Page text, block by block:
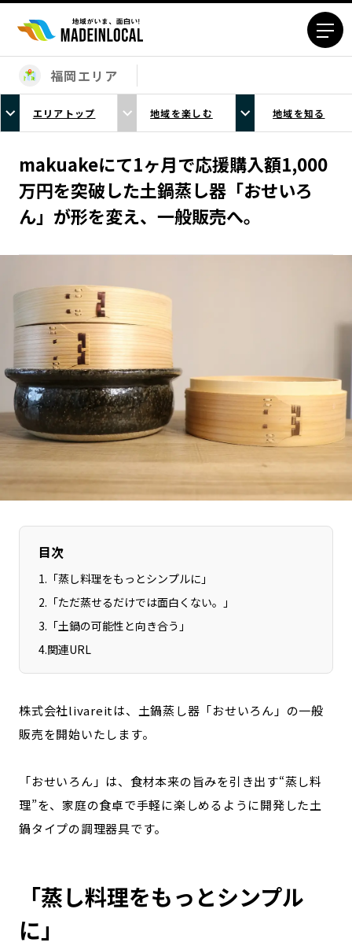
エリアから探す
北海道エリア
青森エリア
宮城エリア
山形エリア
福島エリア
茨城エリア
栃木エリア
群馬エリア
埼玉エリア
千葉エリア
神奈川エリア
富山エリア
福井エリア
長野エリア
岐阜エリア
静岡エリア
愛知エリア
三重エリア
滋賀エリア
京都エリア
大阪市エリア
河内エリア
兵庫エリア
鳥取エリア
高知エリア
宮崎エリア
鹿児島エリア
沖縄エリア
カテゴリから探す
特集コンテンツ
MILCプロジェクト
選出企業特別対談
Localist
SDGsの先駆者
イベント
福岡エリア
エリアトップ 地域を楽しむ 地域を知る
makuakeにて1ヶ月で応援購入額1,000
万円を突破した土鍋蒸し器「おせいろ
ん」が形を変え、一般販売へ。
目次
1. 「蒸し料理をもっとシンプルに」
2. 「ただ蒸せるだけでは面白くない。」
3. 「土鍋の可能性と向き合う」
4.関連URL
株式会社livareitは、土鍋蒸し器「おせいろん」の一般
販売を開始いたします。
「おせいろん」は、食材本来の旨みを引き出す“蒸し料
理”を、家庭の食卓で手軽に楽しめるように開発した土
鍋タイプの調理器具です。
「蒸し料理をもっとシンプル
に」